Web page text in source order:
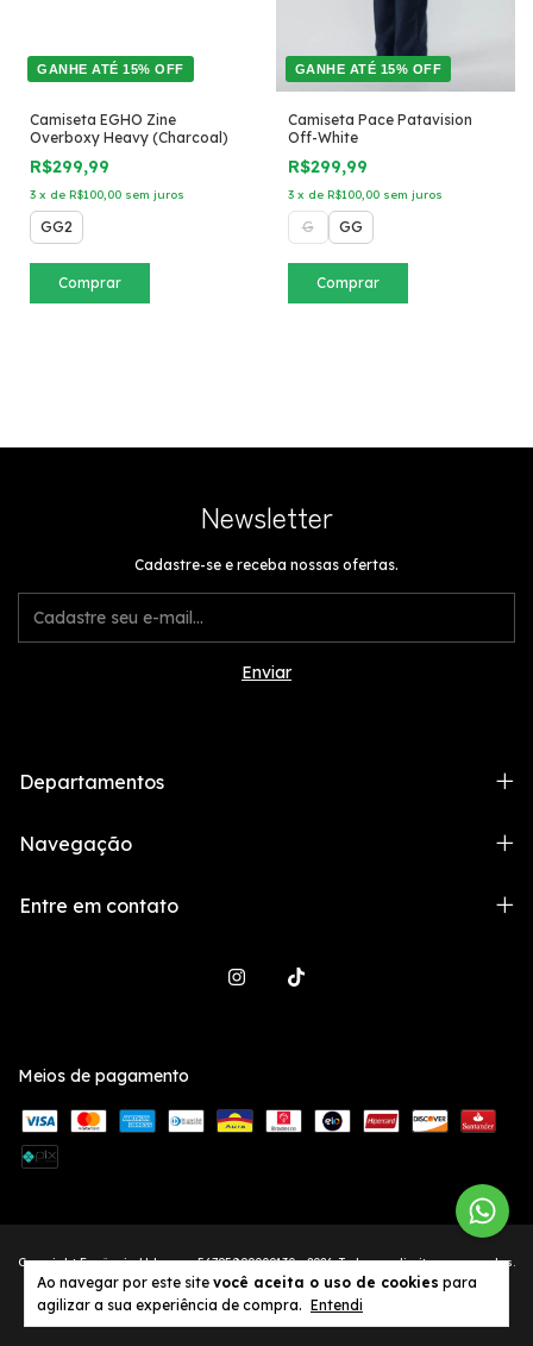
Ao navegar por este site você aceita o uso de cookies para
agilizar a sua experiência de compra. Entendi
GANHE ATÉ 15% OFF
Camiseta EGHO Zine
Overboxy Heavy (Charcoal)
R$299,99
3 x de R$100,00 sem juros
GG2
Comprar
GANHE ATÉ 15% OFF
Camiseta Pace Patavision
Off-White
R$299,99
3 x de R$100,00 sem juros
G GG
Comprar
Newsletter
Cadastre-se e receba nossas ofertas.
Departamentos
Navegação
Entre em contato
Meios de pagamento
Copyright Essência Urbana - 56795899000130 - 2026. Todos os direitos reservados.